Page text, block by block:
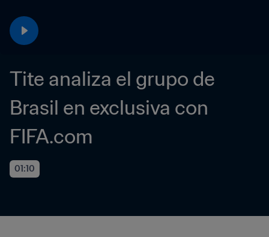
Tite analiza el grupo de
Brasil en exclusiva con
FIFA.com
01:10